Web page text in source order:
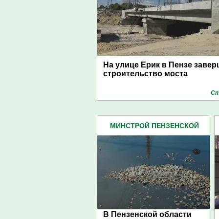
На улице Ерик в Пензе
строительство моста
МИНСТРОЙ ПЕНЗЕНСКОЙ
В Пензенской области